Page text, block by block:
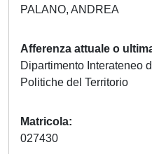
PALANO, ANDREA
Afferenza attuale o
Dipartimento Interateneo
Politiche del Territorio
Matricola
027430